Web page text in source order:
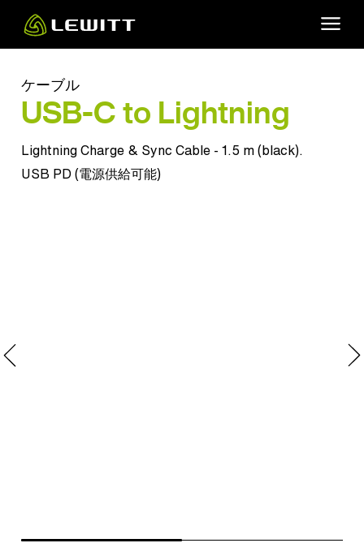
main
ケーブル
USB-C to Lightning
Lightning Charge & Sync Cable - 1.5 m (black).
USB PD (電源供給可能)